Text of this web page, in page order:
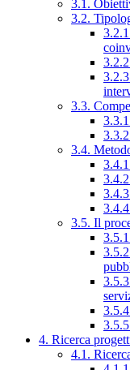
3.1.
3.2.
3.3.
3.4.
3.5. Il
4. Ricerca
4.1.